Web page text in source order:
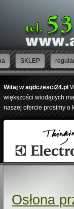
Witaj w agdczesci24.pl
większości wiodących
naszej ofercie prosimy o
SKLEP
Osłona